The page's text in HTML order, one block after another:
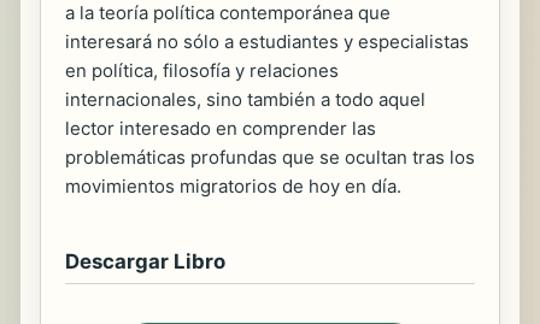
a la teoría política contemporánea que
interesará no sólo a estudiantes y especialistas
en política, filosofía y relaciones
internacionales, sino también a todo aquel
lector interesado en comprender las
problemáticas profundas que se ocultan tras los
movimientos migratorios de hoy en día.
Descargar Libro